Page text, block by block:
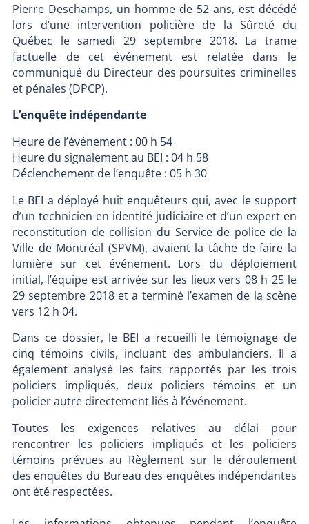
Pierre Deschamps, un homme de 52 ans, est décédé
lors d’une intervention policière de la Sûreté du
Québec le samedi 29 septembre 2018. La trame
factuelle de cet événement est relatée dans le
communiqué du Directeur des poursuites criminelles
et pénales (DPCP).
L’enquête indépendante
Heure de l’événement : 00 h 54
Heure du signalement au BEI : 04 h 58
Déclenchement de l’enquête : 05 h 30
Le BEI a déployé huit enquêteurs qui, avec le support
d’un technicien en identité judiciaire et d’un expert en
reconstitution de collision du Service de police de la
Ville de Montréal (SPVM), avaient la tâche de faire la
lumière sur cet événement. Lors du déploiement
initial, l’équipe est arrivée sur les lieux vers 08 h 25 le
29 septembre 2018 et a terminé l’examen de la scène
vers 12 h 04.
Dans ce dossier, le BEI a recueilli le témoignage de
cinq témoins civils, incluant des ambulanciers. Il a
également analysé les faits rapportés par les trois
policiers impliqués, deux policiers témoins et un
policier autre directement liés à l’événement.
Toutes les exigences relatives au délai pour
rencontrer les policiers impliqués et les policiers
témoins prévues au Règlement sur le déroulement
des enquêtes du Bureau des enquêtes indépendantes
ont été respectées.